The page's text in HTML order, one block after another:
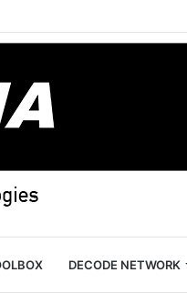
DECODE NETWORK